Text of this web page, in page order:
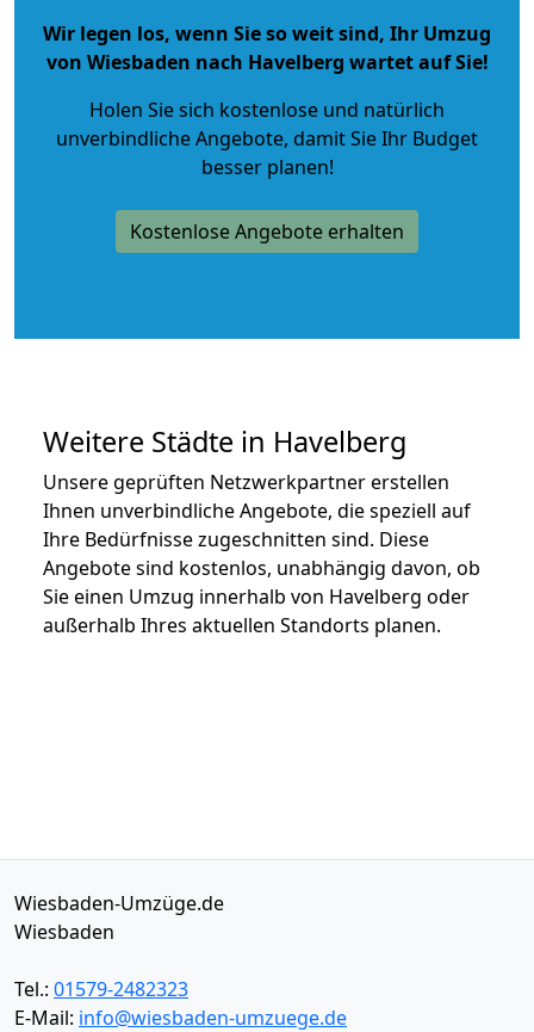
Wir legen los, wenn Sie so weit sind, Ihr Umzug
von Wiesbaden nach Havelberg wartet auf Sie!
Holen Sie sich kostenlose und natürlich
unverbindliche Angebote, damit Sie Ihr Budget
besser planen!
Kostenlose Angebote erhalten
Weitere Städte in Havelberg
Unsere geprüften Netzwerkpartner erstellen
Ihnen unverbindliche Angebote, die speziell auf
Ihre Bedürfnisse zugeschnitten sind. Diese
Angebote sind kostenlos, unabhängig davon, ob
Sie einen Umzug innerhalb von Havelberg oder
außerhalb Ihres aktuellen Standorts planen.
Wiesbaden-Umzüge.de
Wiesbaden
Tel.: 01579-2482323
E-Mail: info@wiesbaden-umzuege.de